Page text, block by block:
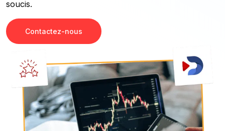
soucis.
Contactez-nous